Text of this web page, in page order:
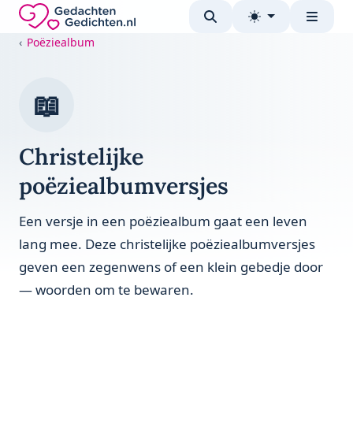
Direct naar de inhoud
Gedachten-Gedichten.nl — naar de homepage
Poëziealbum
📖
Christelijke
poëziealbumversjes
Een versje in een poëziealbum gaat een leven
lang mee. Deze christelijke poëziealbumversjes
geven een zegenwens of een klein gebedje door
— woorden om te bewaren.